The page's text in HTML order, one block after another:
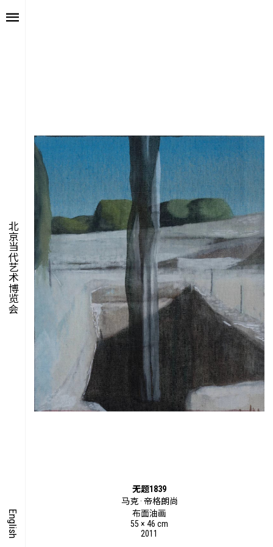
置
像
力
时
饮
别艺术项目
艺博会
聚像
声场
北京当代艺术博览会
English
无题1839
马克 · 帝格朗尚
布面油画
55 × 46 cm
2011